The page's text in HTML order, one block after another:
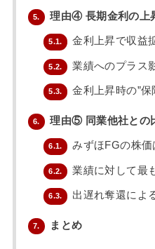
5. 理由④ 長期金利の上
5.1. 金利上昇で収益
5.2. 業績へのプラス
5.3. 金利上昇時の”保
6. 理由⑤ 同業他社との
6.1. みずほFGの株価
6.2. 業績に対して最
6.3. 出遅れ奪還によ
7. まとめ